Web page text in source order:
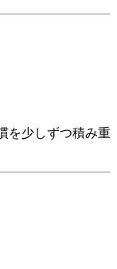
を少しずつ積み重